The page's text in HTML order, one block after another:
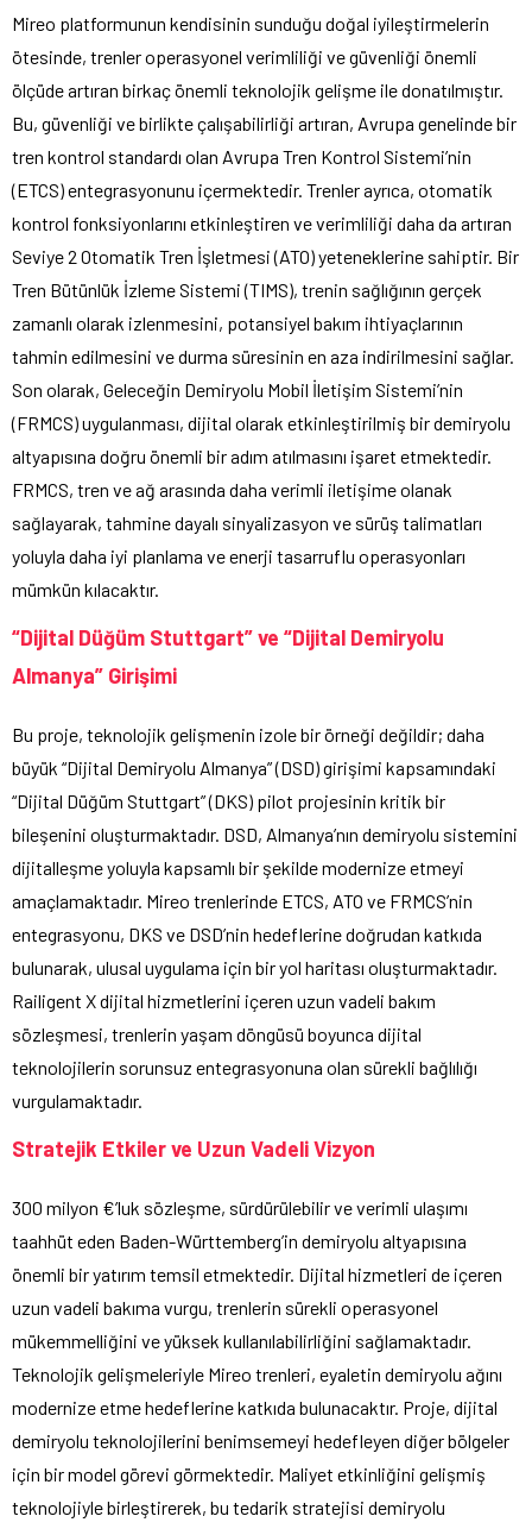
Mireo platformunun kendisinin sunduğu doğal iyileştirmelerin
ötesinde, trenler operasyonel verimliliği ve güvenliği önemli
ölçüde artıran birkaç önemli teknolojik gelişme ile donatılmıştır.
Bu, güvenliği ve birlikte çalışabilirliği artıran, Avrupa genelinde bir
tren kontrol standardı olan Avrupa Tren Kontrol Sistemi’nin
(ETCS) entegrasyonunu içermektedir. Trenler ayrıca, otomatik
kontrol fonksiyonlarını etkinleştiren ve verimliliği daha da artıran
Seviye 2 Otomatik Tren İşletmesi (ATO) yeteneklerine sahiptir. Bir
Tren Bütünlük İzleme Sistemi (TIMS), trenin sağlığının gerçek
zamanlı olarak izlenmesini, potansiyel bakım ihtiyaçlarının
tahmin edilmesini ve durma süresinin en aza indirilmesini sağlar.
Son olarak, Geleceğin Demiryolu Mobil İletişim Sistemi’nin
(FRMCS) uygulanması, dijital olarak etkinleştirilmiş bir demiryolu
altyapısına doğru önemli bir adım atılmasını işaret etmektedir.
FRMCS, tren ve ağ arasında daha verimli iletişime olanak
sağlayarak, tahmine dayalı sinyalizasyon ve sürüş talimatları
yoluyla daha iyi planlama ve enerji tasarruflu operasyonları
mümkün kılacaktır.
“Dijital Düğüm Stuttgart” ve “Dijital Demiryolu
Almanya” Girişimi
Bu proje, teknolojik gelişmenin izole bir örneği değildir; daha
büyük “Dijital Demiryolu Almanya” (DSD) girişimi kapsamındaki
“Dijital Düğüm Stuttgart” (DKS) pilot projesinin kritik bir
bileşenini oluşturmaktadır. DSD, Almanya’nın demiryolu sistemini
dijitalleşme yoluyla kapsamlı bir şekilde modernize etmeyi
amaçlamaktadır. Mireo trenlerinde ETCS, ATO ve FRMCS’nin
entegrasyonu, DKS ve DSD’nin hedeflerine doğrudan katkıda
bulunarak, ulusal uygulama için bir yol haritası oluşturmaktadır.
Railigent X dijital hizmetlerini içeren uzun vadeli bakım
sözleşmesi, trenlerin yaşam döngüsü boyunca dijital
teknolojilerin sorunsuz entegrasyonuna olan sürekli bağlılığı
vurgulamaktadır.
Stratejik Etkiler ve Uzun Vadeli Vizyon
300 milyon €’luk sözleşme, sürdürülebilir ve verimli ulaşımı
taahhüt eden Baden-Württemberg’in demiryolu altyapısına
önemli bir yatırım temsil etmektedir. Dijital hizmetleri de içeren
uzun vadeli bakıma vurgu, trenlerin sürekli operasyonel
mükemmelliğini ve yüksek kullanılabilirliğini sağlamaktadır.
Teknolojik gelişmeleriyle Mireo trenleri, eyaletin demiryolu ağını
modernize etme hedeflerine katkıda bulunacaktır. Proje, dijital
demiryolu teknolojilerini benimsemeyi hedefleyen diğer bölgeler
için bir model görevi görmektedir. Maliyet etkinliğini gelişmiş
teknolojiyle birleştirerek, bu tedarik stratejisi demiryolu